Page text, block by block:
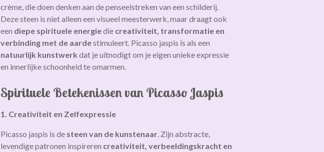
crème, die doen denken aan de penseelstreken van een schilderij.
Deze steen is niet alleen een visueel meesterwerk, maar draagt ook
een diepe spirituele energiedie creativiteit, transformatie en
verbinding met de aardestimuleert. Picasso jaspis is als een
natuurlijk kunstwerk dat je uitnodigt om je eigen unieke expressie
en innerlijke schoonheid te omarmen.
Spirituele Betekenissen van Picasso Jaspis
1. Creativiteit en Zelfexpressie
Picasso jaspis is de steen van de kunstenaar . Zijn abstracte,
levendige patronen inspireren creativiteit, verbeeldingskracht en